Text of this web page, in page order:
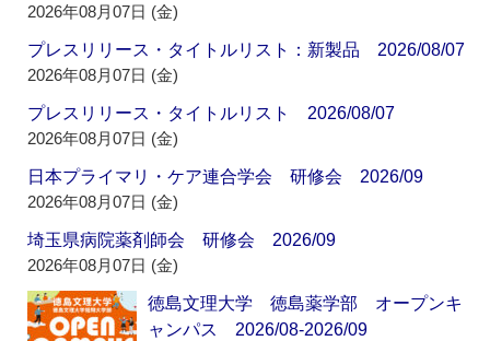
2026年08月07日 (金)
プレスリリース・タイトルリスト：新製品 2026/08/07
2026年08月07日 (金)
プレスリリース・タイトルリスト 2026/08/07
2026年08月07日 (金)
日本プライマリ・ケア連合学会 研修会 2026/09
2026年08月07日 (金)
埼玉県病院薬剤師会 研修会 2026/09
2026年08月07日 (金)
徳島文理大学 徳島薬学部 オープンキ
ャンパス 2026/08-2026/09